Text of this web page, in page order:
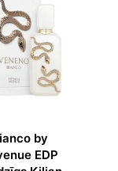
by
EDP